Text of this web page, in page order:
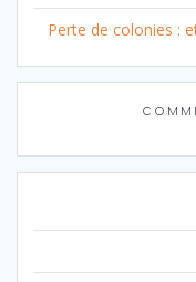
Perte de colonies :